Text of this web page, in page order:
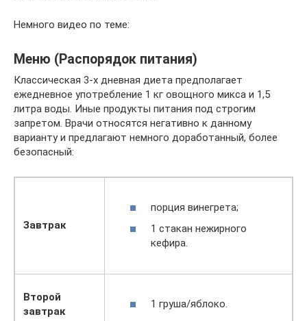
Немного видео по теме:
Меню (Распорядок питания)
Классическая 3-х дневная диета предполагает
ежедневное употребление 1 кг овощного микса и 1,5
литра воды. Иные продукты питания под строгим
запретом. Врачи относятся негативно к данному
варианту и предлагают немного доработанный, более
безопасный:
Завтрак
порция винегрета;
1 стакан нежирного
кефира.
Второй
завтрак
1 груша/яблоко.